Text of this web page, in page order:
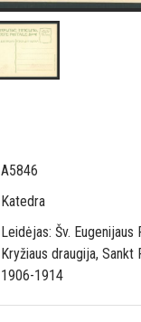
A5846
Katedra
Leidėjas: Šv. Eugenijaus
Kryžiaus draugija, Sankt
1906-1914